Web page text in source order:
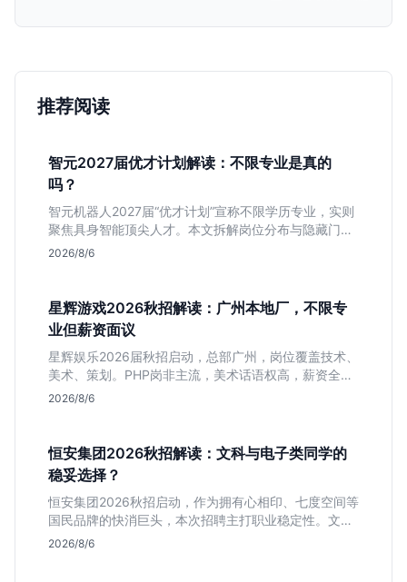
推荐阅读
智元2027届优才计划解读：不限专业是真的
吗？
智元机器人2027届“优才计划”宣称不限学历专业，实则
聚焦具身智能顶尖人才。本文拆解岗位分布与隐藏门
槛，分析算法、仿真等核心方向，帮你判断是否值得投
2026/8/6
星辉游戏2026秋招解读：广州本地厂，不限专
业但薪资面议
星辉娱乐2026届秋招启动，总部广州，岗位覆盖技术、
美术、策划。PHP岗非主流，美术话语权高，薪资全面
面议。适合想接触项目全流程的应届生，追求大厂光环
2026/8/6
恒安集团2026秋招解读：文科与电子类同学的
稳妥选择？
恒安集团2026秋招启动，作为拥有心相印、七度空间等
国民品牌的快消巨头，本次招聘主打职业稳定性。文章
深度解析管培生项目，明确文商科主攻品牌营销、理工
2026/8/6